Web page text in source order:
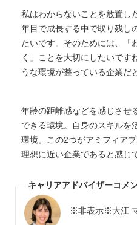
私はわからないことを放置し
年目で成長する中で取り残し
たいです。そのためには、「
く」ことを大切にしたいです
うな環境が整っている企業だ
年齢の距離感などを感じさせ
できる環境。自身のスキルを
環境。この2つがアミフィア
理想に近い企業であると感じ
キャリアアドバイザーコメ
※非表示※大江